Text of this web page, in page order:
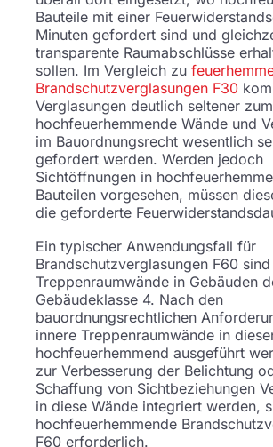
Bauteile mit einer
Minuten gefordert sind und
transparente Raumabschlüsse
sollen. Im Vergleich zu
Brandschutzverglasungen F30
Verglasungen deutlich seltener
hochfeuerhemmende Wände und
im Bauordnungsrecht wesentlich
gefordert werden. Werden jedoch
Sichtöffnungen in
Bauteilen vorgesehen, müssen
die geforderte
Ein typischer Anwendungsfall für
Brandschutzverglasungen F60 sind
Treppenraumwände in Gebäuden
Gebäudeklasse 4. Nach den
bauordnungsrechtlichen
innere Treppenraumwände in
hochfeuerhemmend ausgeführt
zur Verbesserung der Belichtung
Schaffung von Sichtbeziehungen
in diese Wände integriert werden,
hochfeuerhemmende
F60 erforderlich.